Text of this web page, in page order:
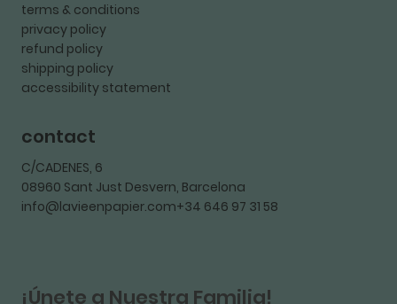
terms & conditions
privacy policy
refund policy
shipping policy
accessibility statement
contact
C/CADENES, 6
08960 Sant Just Desvern, Barcelona
info@lavieenpapier.com+34 646 97 31 58
¡Únete a Nuestra Familia!